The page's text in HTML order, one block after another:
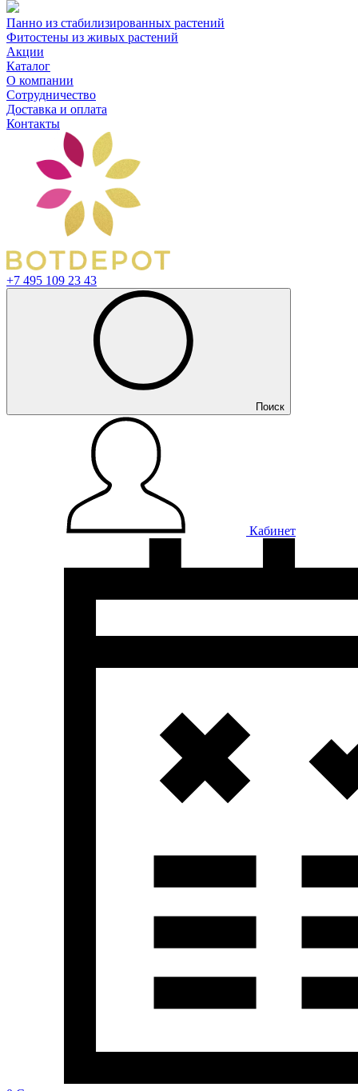
Панно из стабилизированных растений
Фитостены из живых растений
Акции
Каталог
О компании
Сотрудничество
Доставка и оплата
Контакты
+7 495 109 23 43
Поиск
Кабинет